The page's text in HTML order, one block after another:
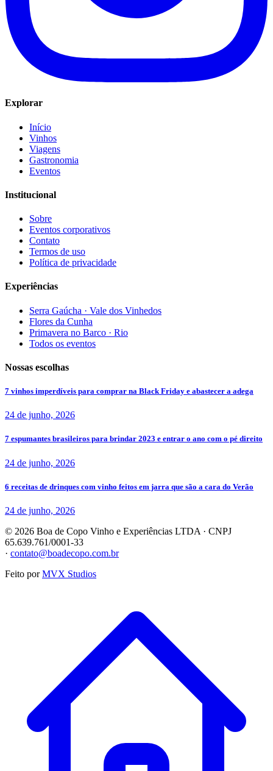
Explorar
Início
Vinhos
Viagens
Gastronomia
Eventos
Institucional
Sobre
Eventos corporativos
Contato
Termos de uso
Política de privacidade
Experiências
Serra Gaúcha · Vale dos Vinhedos
Flores da Cunha
Primavera no Barco · Rio
Todos os eventos
Nossas escolhas
7 vinhos imperdíveis para comprar na Black Friday e abastecer a adega
24 de junho, 2026
7 espumantes brasileiros para brindar 2023 e entrar o ano com o pé direito
24 de junho, 2026
6 receitas de drinques com vinho feitos em jarra que são a cara do Verão
24 de junho, 2026
© 2026 Boa de Copo Vinho e Experiências LTDA · CNPJ
65.639.761/0001-33
· contato@boadecopo.com.br
Feito por MVX Studios